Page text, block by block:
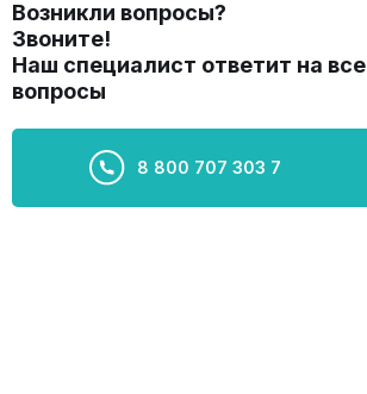
Возникли вопросы?
Звоните!
Наш специалист ответит на все
вопросы
8 800 707 303 7